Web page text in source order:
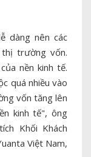
dàng nên các
trường vốn.
nền kinh tế.
quá nhiều vào
vốn tăng lên
kinh tế", ông
Khối Khách
Việt Nam,